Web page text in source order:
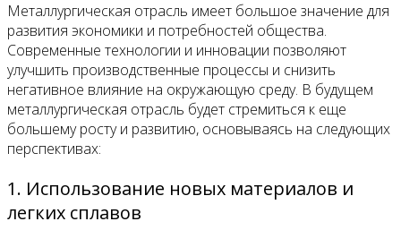
Металлургическая отрасль имеет большое значение для
развития экономики и потребностей общества.
Современные технологии и инновации позволяют
улучшить производственные процессы и снизить
негативное влияние на окружающую среду. В будущем
металлургическая отрасль будет стремиться к еще
большему росту и развитию, основываясь на следующих
перспективах:
1. Использование новых материалов и
легких сплавов